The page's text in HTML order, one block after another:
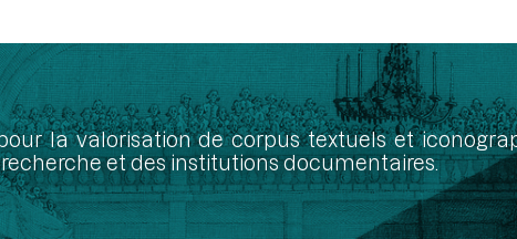
la valorisation de corpus textuels et
et des institutions documentaires.